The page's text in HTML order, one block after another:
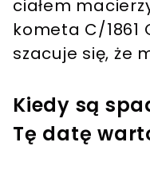
ciałem
kometa C/1861
szacuje się, że
Kiedy są
Tę datę